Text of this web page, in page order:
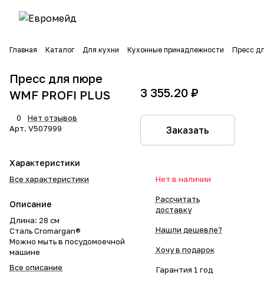
Главная Каталог Для кухни Кухонные принадлежности Пресс
Пресс для пюре
WMF PROFI PLUS
0
Нет отзывов
Арт. V507999
Характеристики
Все характеристики
Описание
Длина: 28 см
Сталь Cromargan®
Можно мыть в посудомоечной
машине
Все описание
3 355.20 ₽
Заказать
Нет в наличии
Рассчитать
доставку
Нашли дешевле?
Хочу в подарок
Гарантия 1 год